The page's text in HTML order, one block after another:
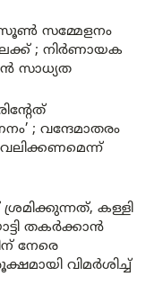
സമ്മേളനം
; നിർണായക
സാധ്യത
; വന്ദേമാതരം
കള്ളി
തകർക്കാൻ
നേരെ
വിമർശിച്ച്